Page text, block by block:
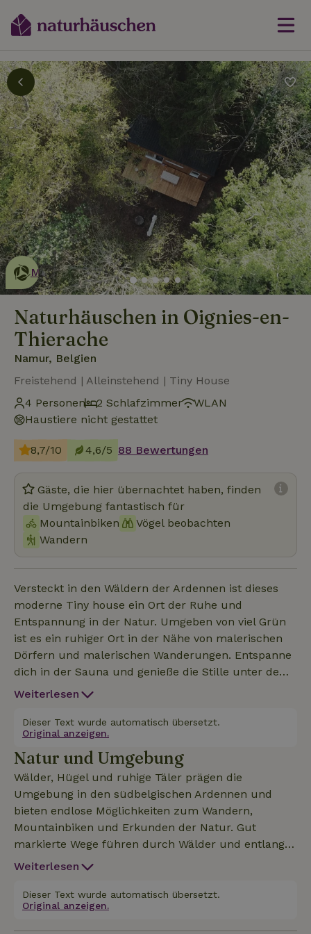
Dies ist ein
umweltschonendes
Naturhäuschen
Mehr erfahren
Naturhäuschen in Oignies-en-
Thierache
Namur, Belgien
Freistehend | Alleinstehend | Tiny House
4 Personen
2 Schlafzimmer
WLAN
Haustiere nicht gestattet
8,7/10 4,6/5 88 Bewertungen
Gäste, die hier übernachtet haben, finden
die Umgebung fantastisch für
Mountainbiken
Vögel beobachten
Wandern
Versteckt in den Wäldern der Ardennen ist dieses
moderne Tiny house ein Ort der Ruhe und
Entspannung in der Natur. Umgeben von viel Grün
ist es ein ruhiger Ort in der Nähe von malerischen
Dörfern und malerischen Wanderungen. Entspanne
dich in der Sauna und genieße die Stille unter dem
Sternenhimmel. Das gemütliche Chalet bietet Platz
Freunde oder eine kleine Familie, die Ruhe sucht.
Im Inneren gibt es eine moderne Einrichtung mit
AirCo, einen gemütlichen Wohnbereich mit einem
Fernseher mit Android-Anschluss und einen
Schlafbereich mit Blick auf den Wald und den
Nachthimmel. Das Badezimmer hat eine Dusche,
ein Waschbecken, eine Toilette und einen beheizten
Handtuchhalter. Die voll ausgestattete Küche
eine Senseo-Kaffeemaschine, einen Wasserkocher,
einen Toaster, einen Mixer, einen Kühlschrank mit
Gefrierfach und einen Elektroherd mit vier
Weiterlesen
Dieser Text wurde automatisch übersetzt.
Original anzeigen.
Natur und Umgebung
Wälder, Hügel und ruhige Täler prägen die
Umgebung in den südbelgischen Ardennen und
bieten endlose Möglichkeiten zum Wandern,
Mountainbiken und Erkunden der Natur. Gut
markierte Wege führen durch Wälder und entlang
von Flüssen, während nahe gelegene
alle Altersgruppen anbieten. Die Gegend ist auch ein
beliebtes Gebiet für Micro- und Multi-Geocaching.
Malerische Dörfer wie Oignies, Olloy, Nismes und
Weiterlesen
Dieser Text wurde automatisch übersetzt.
Original anzeigen.